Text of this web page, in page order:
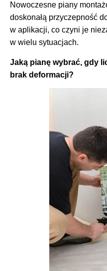
Nowoczesne piany
doskonałą przyczepność
w aplikacji, co czyni je
w wielu sytuacjach.
Jaką pianę wybrać, gdy
brak deformacji?